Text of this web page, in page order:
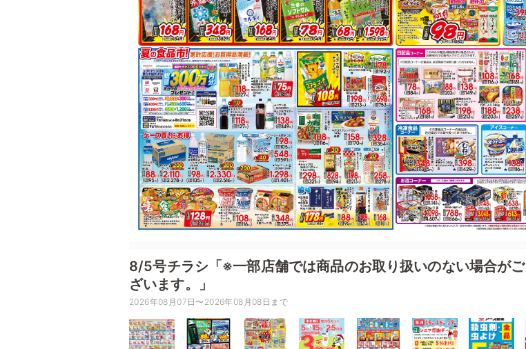
8/5号チラシ「※一部店舗では商品のお取り扱いのない場合がご
ざいます。」
2026年08月07日〜2026年08月08日まで